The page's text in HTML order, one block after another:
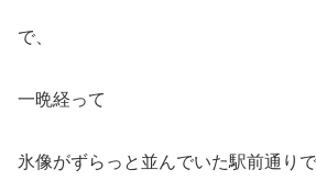
で、
一晩経って
氷像がずらっと並んでいた駅前通り